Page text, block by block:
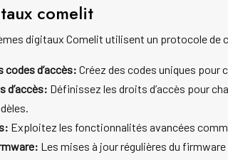
comelit
digitaux Comelit utilisent un protocole
d’accès: Créez des codes uniques pour
d’accès: Définissez les droits d’accès pour
Exploitez les fonctionnalités avancées
Les mises à jour régulières du